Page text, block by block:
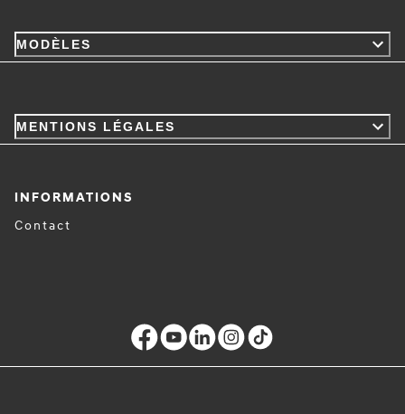
MODÈLES
MENTIONS LÉGALES
INFORMATIONS
Contact